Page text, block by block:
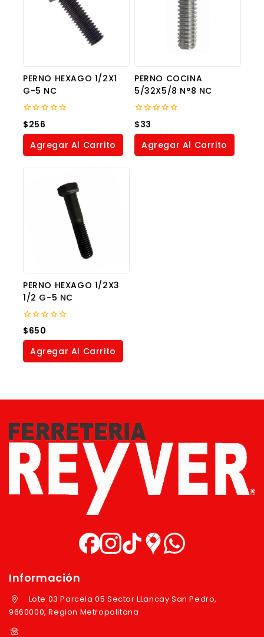
PERNO HEXAGO 1/2X1
G-5 NC
0
out
of
$256
Agregar Al Carrito
PERNO COCINA
5/32X5/8 N°8 NC
0
out
of
$33
Agregar Al Carrito
PERNO HEXAGO 1/2X3
1/2 G-5 NC
0
out
of
$650
Agregar Al Carrito
Información
Lote 03 Parcela 05 Sector LLancay San Pedro,
9660000, Region Metropolitana